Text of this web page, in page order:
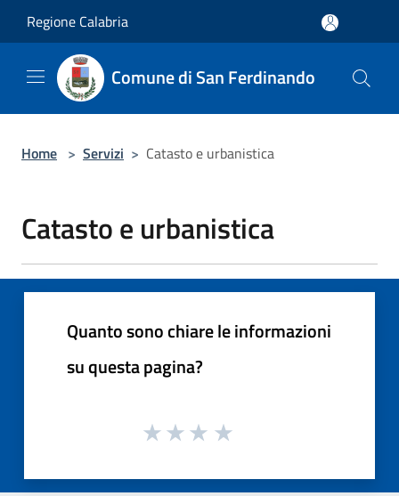
Regione Calabria
Comune di San Ferdinando
Home > Servizi > Catasto e urbanistica
Catasto e urbanistica
Quanto sono chiare le informazioni
su questa pagina?